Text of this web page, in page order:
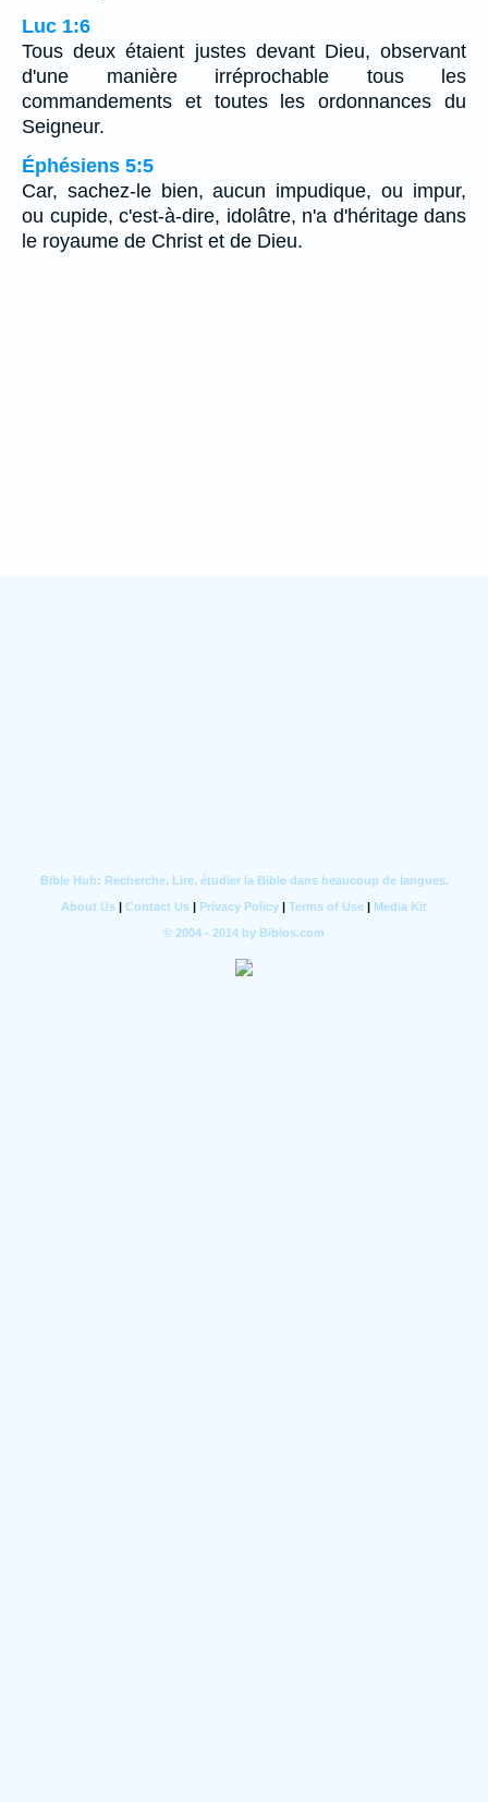
Luc 1:6
Tous deux étaient justes devant Dieu, observant
d'une manière irréprochable tous les
commandements et toutes les ordonnances du
Seigneur.
Éphésiens 5:5
Car, sachez-le bien, aucun impudique, ou impur,
ou cupide, c'est-à-dire, idolâtre, n'a d'héritage dans
le royaume de Christ et de Dieu.